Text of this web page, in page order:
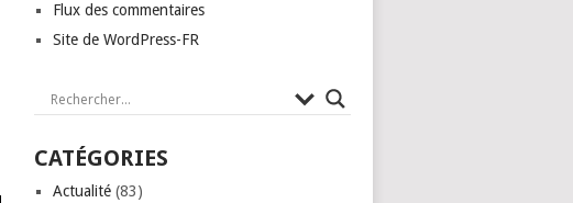
Flux des commentaires
Site de WordPress-FR
CATÉGORIES
Actualité (83)